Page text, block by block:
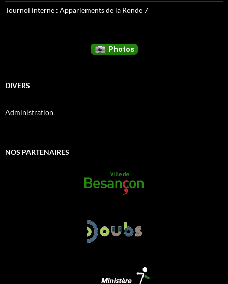
Tournoi interne : Appariements de la Ronde 7
DIVERS
Administration
NOS PARTENAIRES